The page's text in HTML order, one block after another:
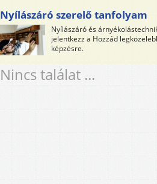
Nyílászáró szerelő tanfolyam
Nyílászáró és
jelentkezz a Hozzád
képzésre.
Nincs találat ...